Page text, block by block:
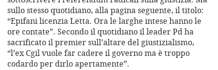
sullo stesso quotidiano, alla pagina seguente, il titolo:
“Epifani licenzia Letta. Ora le larghe intese hanno le
ore contate”. Secondo il quotidiano il leader Pd ha
sacrificato il premier sull’altare del giustizialismo,
“l’ex Cgil vuole far cadere il governo ma è troppo
codardo per dirlo apertamente”.